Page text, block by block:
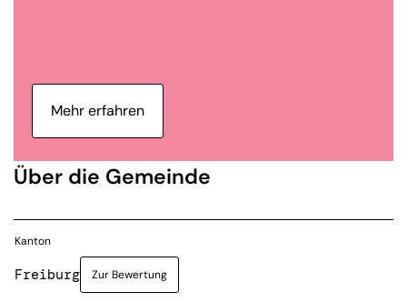
Mehr erfahren
Über die Gemeinde
Kanton
Freiburg Zur Bewertung